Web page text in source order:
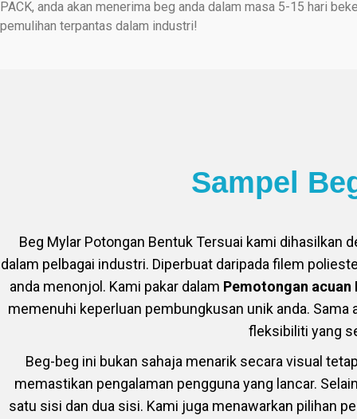
PACK, anda akan menerima beg anda dalam masa 5-15 hari
pemulihan terpantas dalam industri!
Sampel
Beg Mylar Potongan Bentuk Tersuai kami dihasilkan
dalam pelbagai industri. Diperbuat daripada filem
anda menonjol. Kami pakar dalam Pemotongan acuan
memenuhi keperluan pembungkusan unik anda.
fleksibiliti yang
Beg-beg ini bukan sahaja menarik secara visual
memastikan pengalaman pengguna yang lancar.
satu sisi dan dua sisi. Kami juga menawarkan pilihan